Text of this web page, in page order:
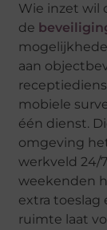
Wie inzet wil
de
aan
mobiele
één dienst.
omgeving
werkveld 24/
weekenden
extra toeslag
ruimte laat